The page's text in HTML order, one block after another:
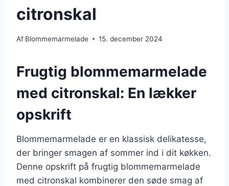
citronskal
Af Blommemarmelade 15. december 2024
Frugtig blommemarmelade
med citronskal: En lækker
opskrift
Blommemarmelade er en klassisk delikatesse,
der bringer smagen af sommer ind i dit køkken.
Denne opskrift på frugtig blommemarmelade
med citronskal kombinerer den søde smag af